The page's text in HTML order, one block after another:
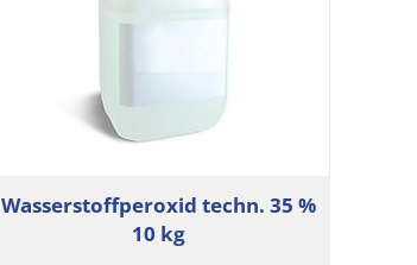
Wasserstoffperoxid techn. 35 %
10 kg